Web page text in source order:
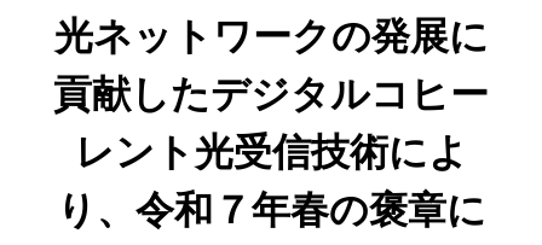
光ネットワークの発展に
貢献したデジタルコヒー
レント光受信技術によ
り、令和７年春の褒章に